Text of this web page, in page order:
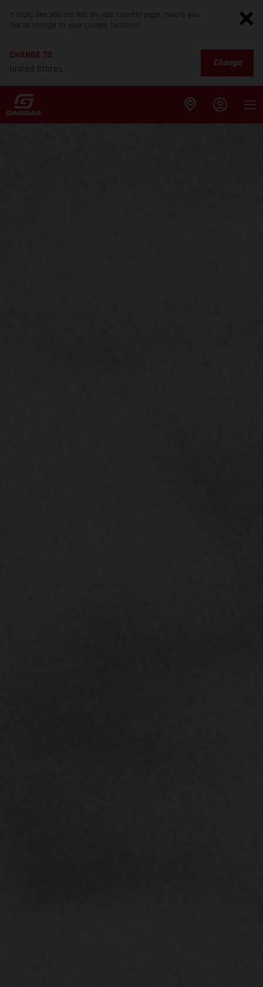
It looks like you are not on your country page. Would you
like to change to your current location?
CHANGE TO
United States
Change